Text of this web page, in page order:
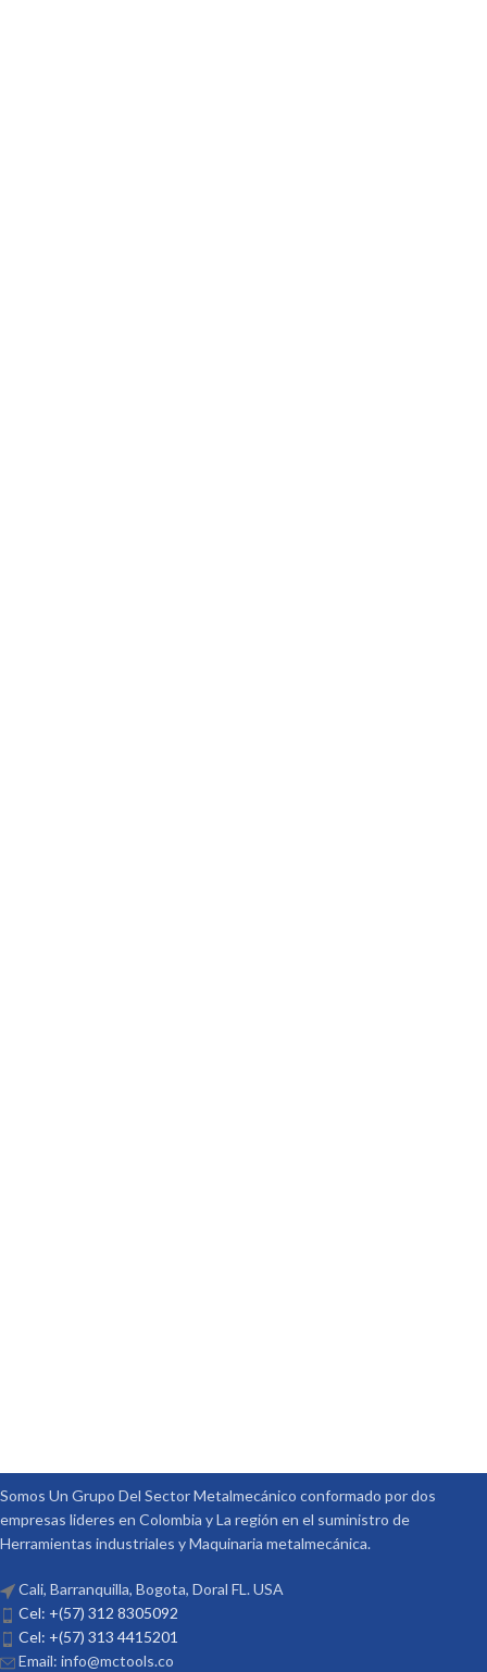
Somos Un Grupo Del Sector Metalmecánico conformado por dos
empresas lideres en Colombia y La región en el suministro de
Herramientas industriales y Maquinaria metalmecánica.
Cali, Barranquilla, Bogota, Doral FL. USA
Cel: +(57) 312 8305092
Cel: +(57) 313 4415201
Email: info@mctools.co